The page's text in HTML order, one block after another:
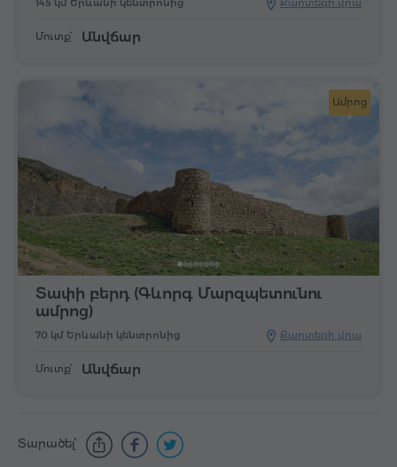
Մուտք՝ Անվճար
Ամրոց
Քարտեզի վրա
70 կմ Երևանի կենտրոնից
Տափի բերդ (Գևորգ Մարզպետունու
ամրոց)
Մուտք՝ Անվճար
Տարածել՝